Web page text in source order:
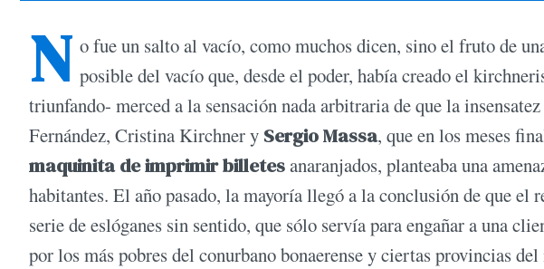
N o fue un salto al vacío, como muchos dicen, sino el fruto de
posible del vacío que, desde el poder, había creado el
triunfando- merced a la sensación nada arbitraria de que la
Fernández, Cristina Kirchner y Sergio Massa, que en los meses
maquinita de imprimir billetesanaranjados, planteaba una
habitantes. El año pasado, la mayoría llegó a la conclusión de que el
serie de eslóganes sin sentido, que sólo servía para engañar a una
por los más pobres del conurbano bonaerense y ciertas provincias